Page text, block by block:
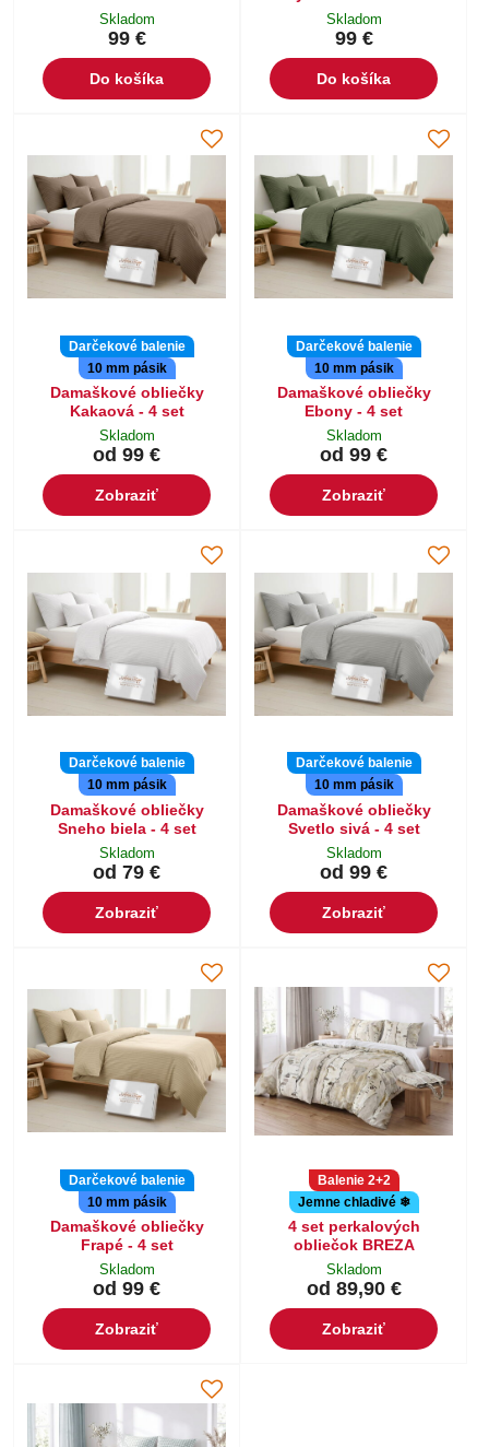
Skladom
99 €
Do košíka
Skladom
99 €
Do košíka
Darčekové balenie
10 mm pásik
Damaškové obliečky
Kakaová - 4 set
Skladom
od 99 €
Zobraziť
Darčekové balenie
10 mm pásik
Damaškové obliečky
Ebony - 4 set
Skladom
od 99 €
Zobraziť
Darčekové balenie
10 mm pásik
Damaškové obliečky
Sneho biela - 4 set
Skladom
od 79 €
Zobraziť
Darčekové balenie
10 mm pásik
Damaškové obliečky
Svetlo sivá - 4 set
Skladom
od 99 €
Zobraziť
Darčekové balenie
10 mm pásik
Damaškové obliečky
Frapé - 4 set
Skladom
od 99 €
Zobraziť
Balenie 2+2
Jemne chladivé ❄
4 set perkalových
obliečok BREZA
Skladom
od 89,90 €
Zobraziť